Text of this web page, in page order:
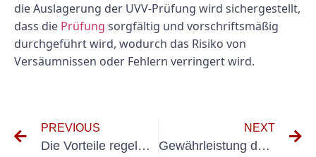
die Auslagerung der UVV-Prüfung wird sichergestellt,
dass die Prüfung sorgfältig und vorschriftsmäßig
durchgeführt wird, wodurch das Risiko von
Versäumnissen oder Fehlern verringert wird.
PREVIOUS
Die Vorteile regelmäßiger DGUV Prüfung Fahrzeuge-Prüfungen für das Flottenmanagement
NEXT
Gewährleistung der elektrischen Sicherheit mit Elektrogeräteprüfung nach DGUV V3